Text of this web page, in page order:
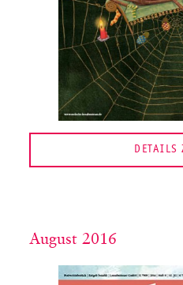
DETAILS
August 2016